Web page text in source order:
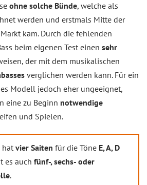
ohne solche Bünde, welche als
werden und erstmals Mitte der
kam. Durch die fehlenden
beim eigenen Test einen sehr
der mit dem musikalischen
verglichen werden kann. Für ein
Modell jedoch eher ungeeignet,
eine zu Beginn notwendige
und Spielen.
hat vier Saiten für die Töne E, A, D
es auch fünf-, sechs- oder
.